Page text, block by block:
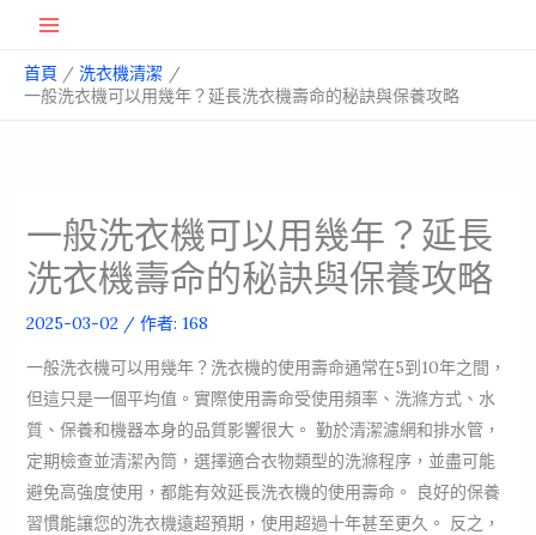
Menu
首頁
洗衣機清潔
一般洗衣機可以用幾年？延長洗衣機壽命的秘訣與保養攻略
一般洗衣機可以用幾年？延長
洗衣機壽命的秘訣與保養攻略
2025-03-02 / 作者: 168
一般洗衣機可以用幾年？洗衣機的使用壽命通常在5到10年之間，
但這只是一個平均值。實際使用壽命受使用頻率、洗滌方式、水
質、保養和機器本身的品質影響很大。 勤於清潔濾網和排水管，
定期檢查並清潔內筒，選擇適合衣物類型的洗滌程序，並盡可能
避免高強度使用，都能有效延長洗衣機的使用壽命。 良好的保養
習慣能讓您的洗衣機遠超預期，使用超過十年甚至更久。 反之，